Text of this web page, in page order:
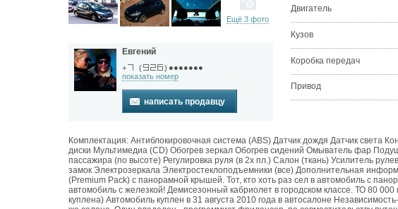
Ещё 3 фото
Евгений
+ ( ) ●●●●●●●
показать номер
написать продавцу
Двигатель
Кузов
Коробка передач
Привод
Комплектация: Антиблокировочная система (ABS) Датчик дождя Датчик света
диски Мультимедиа (CD) Обогрев зеркал Обогрев сидений Омыватель фар
пассажира (по высоте) Регулировка руля (в 2х пл.) Салон (ткань) Усилитель
замок Электрозеркала Электростеклоподъемники (все) Дополнительная
(Premium Pack) с панорамной крышей. Тот, кто хоть раз сел в автомобиль с
автомобиль с железкой! Демисезонный кабриолет в городском классе. ТО 80
куплена) Автомобиль куплен в 31 августа 2010 года в автосалоне